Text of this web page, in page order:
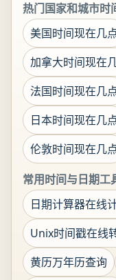
热门国家和城市时
美国时间现在几
加拿大时间现在
法国时间现在几
日本时间现在几
伦敦时间现在几
常用时间与日期工
日期计算器在线
Unix时间戳在线
黄历万年历查询